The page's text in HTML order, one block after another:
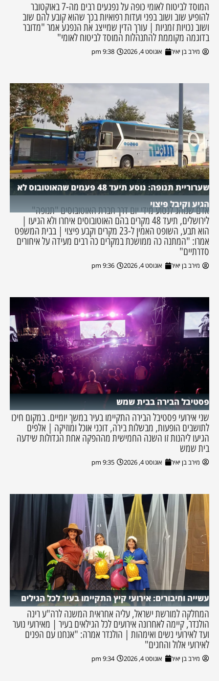
המוסד לביטוח לאומי כופה על נפגעים רבים מה-7 באוקטובר
להופיע שוב ושוב בפני ועדות רפואיות בכך שהוא קובע להם שוב
ושוב נכויות זמניות | עורך הדין שמייצג את הנפגע אמר "מדובר
בדוגמה מקוממת להתנהלות המוסד לביטוח לאומי"
מירב בן יאיר אוגוסט 4, 2026 9:38 pm
שערוריית תנופה: נוסע תיעד 48 פעמים שהאוטובוס לא
הגיע וקיבל פיצוי
אדם שנוהג לנסוע מידי יום דרך חברת האוטובוסים "תנופה"
לירושלים, תיעד 48 מקרים בהם האוטובוסים איחרו ולא הגיעו |
הוא תבע, השופט האמין ל-23 מקרים וקבע פיצוי | בבית המשפט
אמרו: "המתנה כה ממושכת במקרים כה רבים מעידה על איחורים
סדרתיים"
מירב בן יאיר אוגוסט 4, 2026 9:36 pm
פסטיבל הבירה בבית שמש
שני אירועי פסטיבל הבירה התקיימו בעיר במשך יומיים. במקום חיכו
לתושבים הופעות, מבשלות בירה, דוכני אוכל ומוזיקה | אלפים
הגיעו ליהנות זו השנה החמישית מההפקה אחת הגדולות שידעה
בית שמש
מירב בן יאיר אוגוסט 4, 2026 9:35 pm
עשייה וחיבורים: אירועי קיץ התקיימו בעיר לכל הגילים
המחלקה למורשת ישראל, עליה אחראית המשנה לרה"ע רינה
הולנדר, קיימה לאחרונה אירועים לכל הגילאים בעיר | מאירועי נוער
ועד לאירועי נשים ואימהות | הולנדר אמרה: "אנחנו עם הפנים
לאירועי אלול והחגים"
מירב בן יאיר אוגוסט 4, 2026 9:34 pm